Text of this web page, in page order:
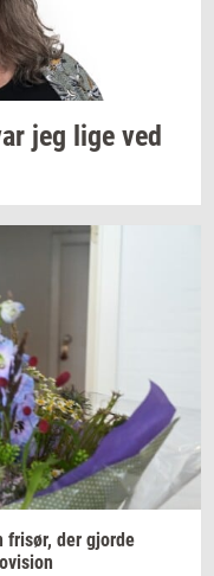
jeg lige ved
fri­sør, der gjor­de